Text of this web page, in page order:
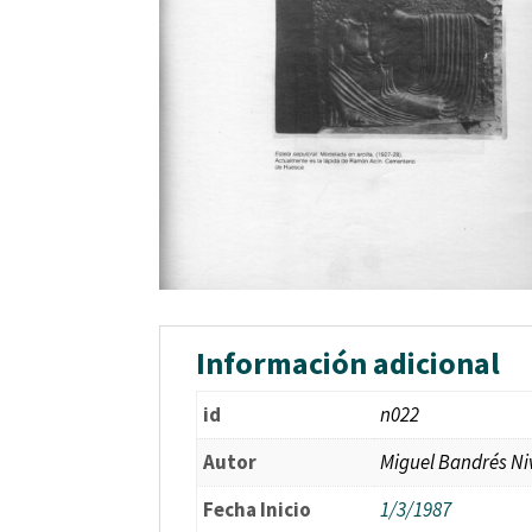
Información adicional
id
n022
Autor
Miguel Bandrés
Fecha Inicio
1/3/1987